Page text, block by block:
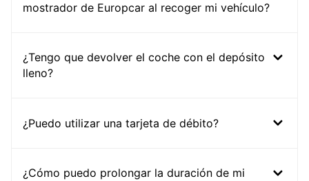
mostrador de Europcar al recoger mi vehículo?
¿Tengo que devolver el coche con el depósito
lleno?
¿Puedo utilizar una tarjeta de débito?
¿Cómo puedo prolongar la duración de mi